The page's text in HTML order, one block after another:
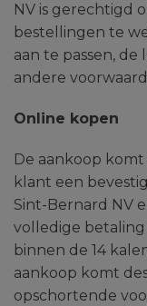
NV is gerechtigd
bestellingen te
aan te passen, de
andere
Online kopen
De aankoop
klant een
Sint-Bernard NV
volledige
binnen de 14
aankoop komt
opschortende